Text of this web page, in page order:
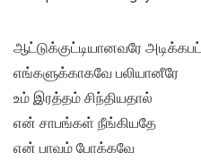
ஆட்டுக்குட்டியானவரே
எங்களுக்காகவே பலியானீரே
உம் இரத்தம் சிந்தியதால்
என் சாபங்கள் நீங்கியதே
என் பாவம் போக்கவே